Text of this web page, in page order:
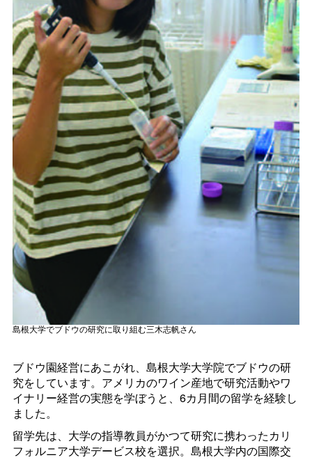
島根大学でブドウの研究に取り組む三木志帆さん
ブドウ園経営にあこがれ、島根大学大学院でブドウの研
究をしています。アメリカのワイン産地で研究活動やワ
イナリー経営の実態を学ぼうと、6カ月間の留学を経験し
ました。
留学先は、大学の指導教員がかつて研究に携わったカリ
フォルニア大学デービス校を選択。島根大学内の国際交